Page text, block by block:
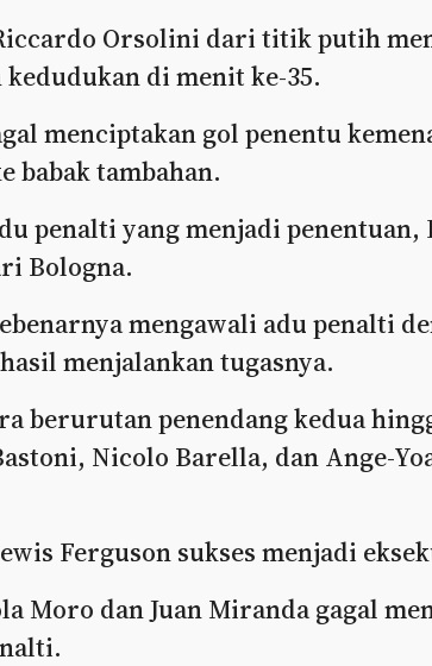
Orsolini dari titik putih
kedudukan di menit ke-35.
menciptakan gol penentu
babak tambahan.
penalti yang menjadi
Bologna.
mengawali adu penalti
menjalankan tugasnya.
berurutan penendang kedua
Nicolo Barella, dan Ange-
Ferguson sukses menjadi
Moro dan Juan Miranda gagal